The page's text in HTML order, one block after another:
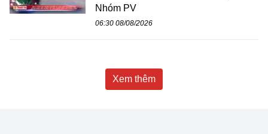
Nhóm PV
06:30 08/08/2026
Xem thêm